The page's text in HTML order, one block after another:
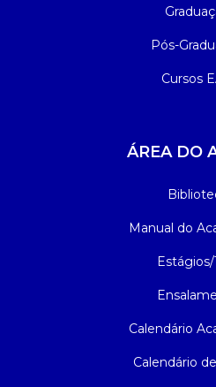
Pós-
Cursos
ÁREA DO
Manual do
Estágios/
Calendário
Calendário